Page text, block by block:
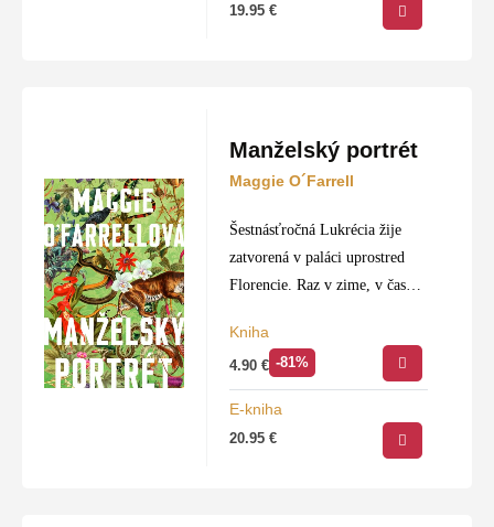
19.95€
Manželský portrét
Maggie O´Farrell
Šestnásťročná Lukrécia žije
zatvorená v paláci uprostred
Florencie. Raz v zime, v čase,
vrchole, ju jej manžel Alfonso
vezme do vily na vidieku. Pri
večeri…
Kniha
4.90€ -81%
E-kniha
20.95€